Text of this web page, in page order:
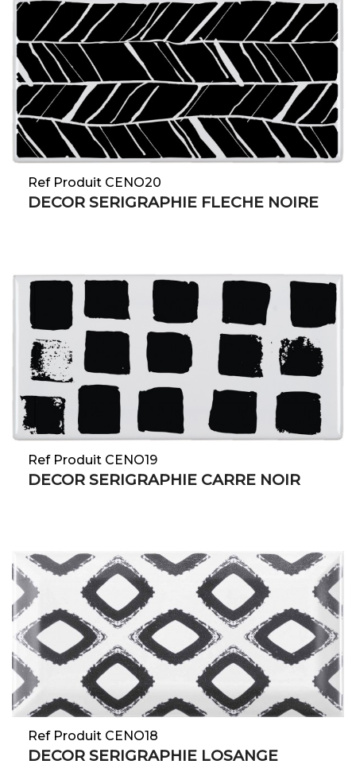
Ref Produit CENO20
DECOR SERIGRAPHIE FLECHE NOIRE
Ref Produit CENO19
DECOR SERIGRAPHIE CARRE NOIR
Ref Produit CENO18
DECOR SERIGRAPHIE LOSANGE